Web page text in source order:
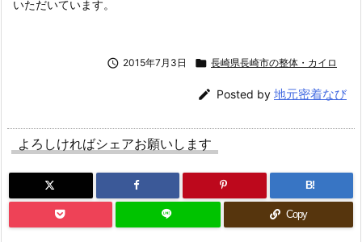
いただいています。
 2015年7月3日  長崎県長崎市の整体・カイロ
 Posted by 地元密着なび
よろしければシェアお願いします
B!
Copy